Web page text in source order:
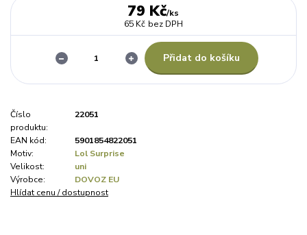
79 Kč/ks
65 Kč bez DPH
Přidat do košíku
Číslo
produktu:
22051
EAN kód:
5901854822051
Motiv:
Lol Surprise
Velikost:
uni
Výrobce:
DOVOZ EU
Hlídat cenu / dostupnost